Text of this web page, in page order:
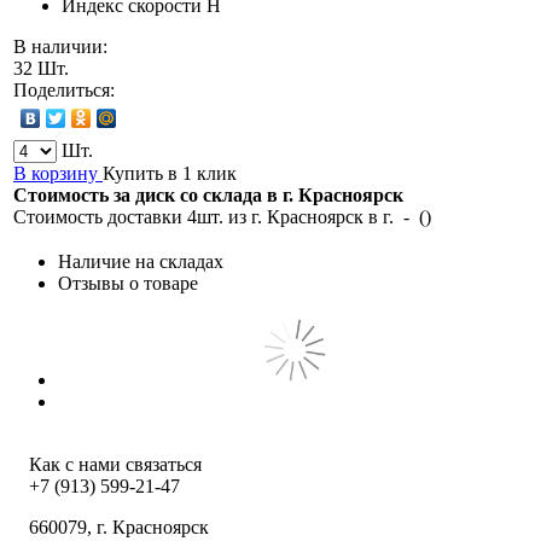
Индекс скорости H
В наличии:
32 Шт.
Поделиться:
Шт.
В корзину Купить в 1 клик
Стоимость за диск со склада в г. Красноярск
Стоимость доставки 4шт. из г. Красноярск в г. - ()
Наличие на складах
Отзывы о товаре
Как с нами связаться
+7 (913) 599-21-47
660079, г. Красноярск